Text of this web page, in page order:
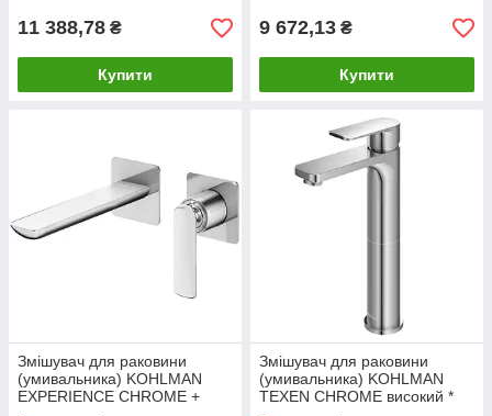
11 388,78 ₴
Купити
9 672,13 ₴
Купити
Змішувач для раковини
(умивальника) KOHLMAN
EXPERIENCE CHROME +
Змішувач для раковини
(умивальника) KOHLMAN
TEXEN CHROME високий *